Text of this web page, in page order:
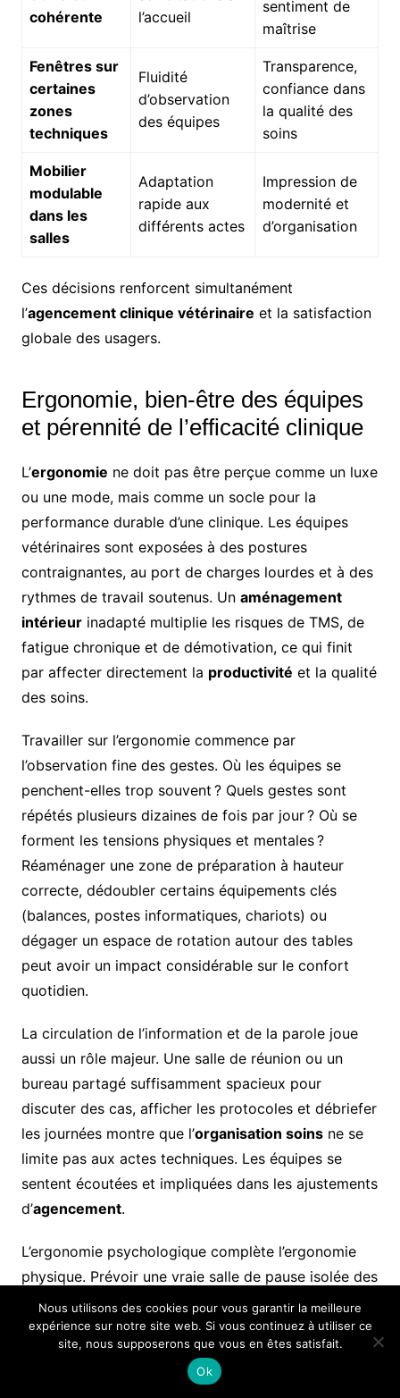
cohérente
l’accueil
sentiment de
maîtrise
Fenêtres sur
certaines
zones
techniques
Fluidité
d’observation
des équipes
Transparence,
confiance dans
la qualité des
soins
Mobilier
modulable
dans les
salles
Adaptation
rapide aux
différents actes
Impression de
modernité et
d’organisation
Ces décisions renforcent simultanément
l’agencement clinique vétérinaire et la satisfaction
globale des usagers.
Ergonomie, bien-être des équipes
et pérennité de l’efficacité clinique
L’ergonomie ne doit pas être perçue comme un luxe
ou une mode, mais comme un socle pour la
performance durable d’une clinique. Les équipes
vétérinaires sont exposées à des postures
contraignantes, au port de charges lourdes et à des
rythmes de travail soutenus. Un aménagement
intérieurinadapté multiplie les risques de TMS, de
fatigue chronique et de démotivation, ce qui finit
par affecter directement la productivité et la qualité
des soins.
Travailler sur l’ergonomie commence par
l’observation fine des gestes. Où les équipes se
penchent-elles trop souvent ? Quels gestes sont
répétés plusieurs dizaines de fois par jour ? Où se
forment les tensions physiques et mentales ?
Réaménager une zone de préparation à hauteur
correcte, dédoubler certains équipements clés
(balances, postes informatiques, chariots) ou
dégager un espace de rotation autour des tables
peut avoir un impact considérable sur le confort
quotidien.
La circulation de l’information et de la parole joue
aussi un rôle majeur. Une salle de réunion ou un
bureau partagé suffisamment spacieux pour
discuter des cas, afficher les protocoles et débriefer
les journées montre que l’organisation soinsne se
limite pas aux actes techniques. Les équipes se
sentent écoutées et impliquées dans les ajustements
d’agencement.
L’ergonomie psychologique complète l’ergonomie
physique. Prévoir une vraie salle de pause isolée des
bruits, avec lumière naturelle si possible, contribue à
recharger les batteries. Un coin où poser son
téléphone, ranger ses affaires personnelles et
souffler quelques minutes entre deux urgences évite
Nous utilisons des cookies pour vous garantir la meilleure
expérience sur notre site web. Si vous continuez à utiliser ce
site, nous supposerons que vous en êtes satisfait.
Ok